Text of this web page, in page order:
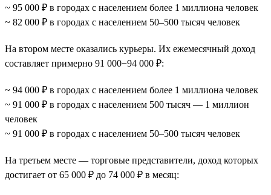
~ 95 000 ₽ в городах с населением более 1 миллиона человек
~ 82 000 ₽ в городах с населением 50–500 тысяч человек
На втором месте оказались курьеры. Их ежемесячный доход
составляет примерно 91 000−94 000 ₽:
~ 94 000 ₽ в городах с населением более 1 миллиона человек
~ 91 000 ₽ в городах с населением 500 тысяч — 1 миллион
человек
~ 91 000 ₽ в городах с населением 50–500 тысяч человек
На третьем месте — торговые представители, доход которых
достигает от 65 000 ₽ до 74 000 ₽ в месяц: